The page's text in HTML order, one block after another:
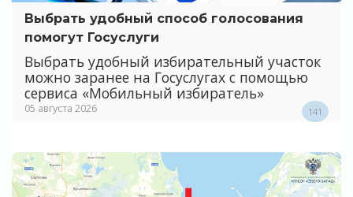
Выбрать удобный способ голосования
помогут Госуслуги
Выбрать удобный избирательный участок
можно заранее на Госуслугах с помощью
сервиса «Мобильный избиратель»
05 августа 2026 141